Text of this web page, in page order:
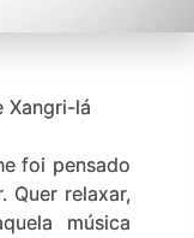
Xangri-lá
foi pensado
Quer relaxar,
música